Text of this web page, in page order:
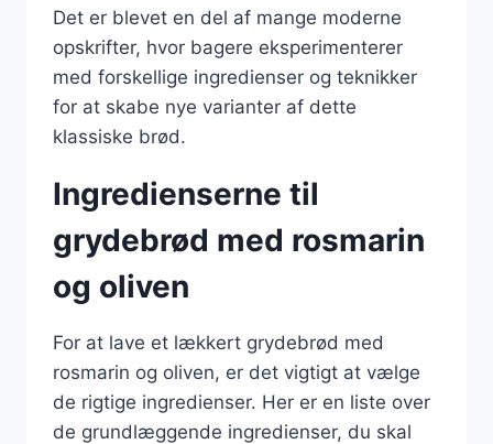
Det er blevet en del af mange moderne
opskrifter, hvor bagere eksperimenterer
med forskellige ingredienser og teknikker
for at skabe nye varianter af dette
klassiske brød.
Ingredienserne til
grydebrød med rosmarin
og oliven
For at lave et lækkert grydebrød med
rosmarin og oliven, er det vigtigt at vælge
de rigtige ingredienser. Her er en liste over
de grundlæggende ingredienser, du skal